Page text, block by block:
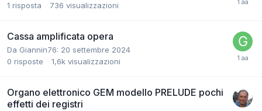
1 risposta 736 visualizzazioni
Cassa amplificata opera
Da Giannin76: 20 settembre 2024
0 risposte 1,6k visualizzazioni
Organo elettronico GEM modello PRELUDE pochi
effetti dei registri